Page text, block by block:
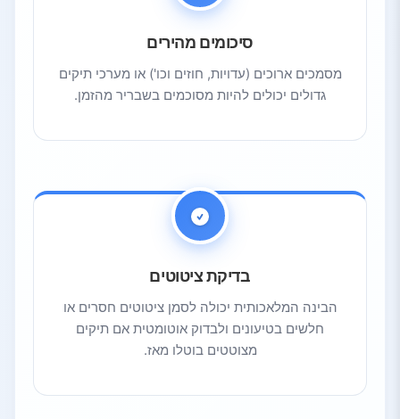
סיכומים מהירים
מסמכים ארוכים (עדויות, חוזים וכו') או מערכי תיקים
גדולים יכולים להיות מסוכמים בשבריר מהזמן.
בדיקת ציטוטים
הבינה המלאכותית יכולה לסמן ציטוטים חסרים או
חלשים בטיעונים ולבדוק אוטומטית אם תיקים
מצוטטים בוטלו מאז.